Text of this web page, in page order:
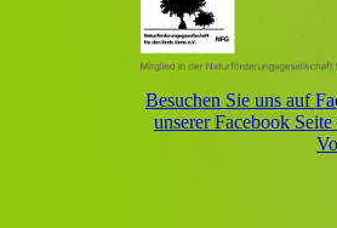
Besuchen Sie uns auf
unserer Facebook